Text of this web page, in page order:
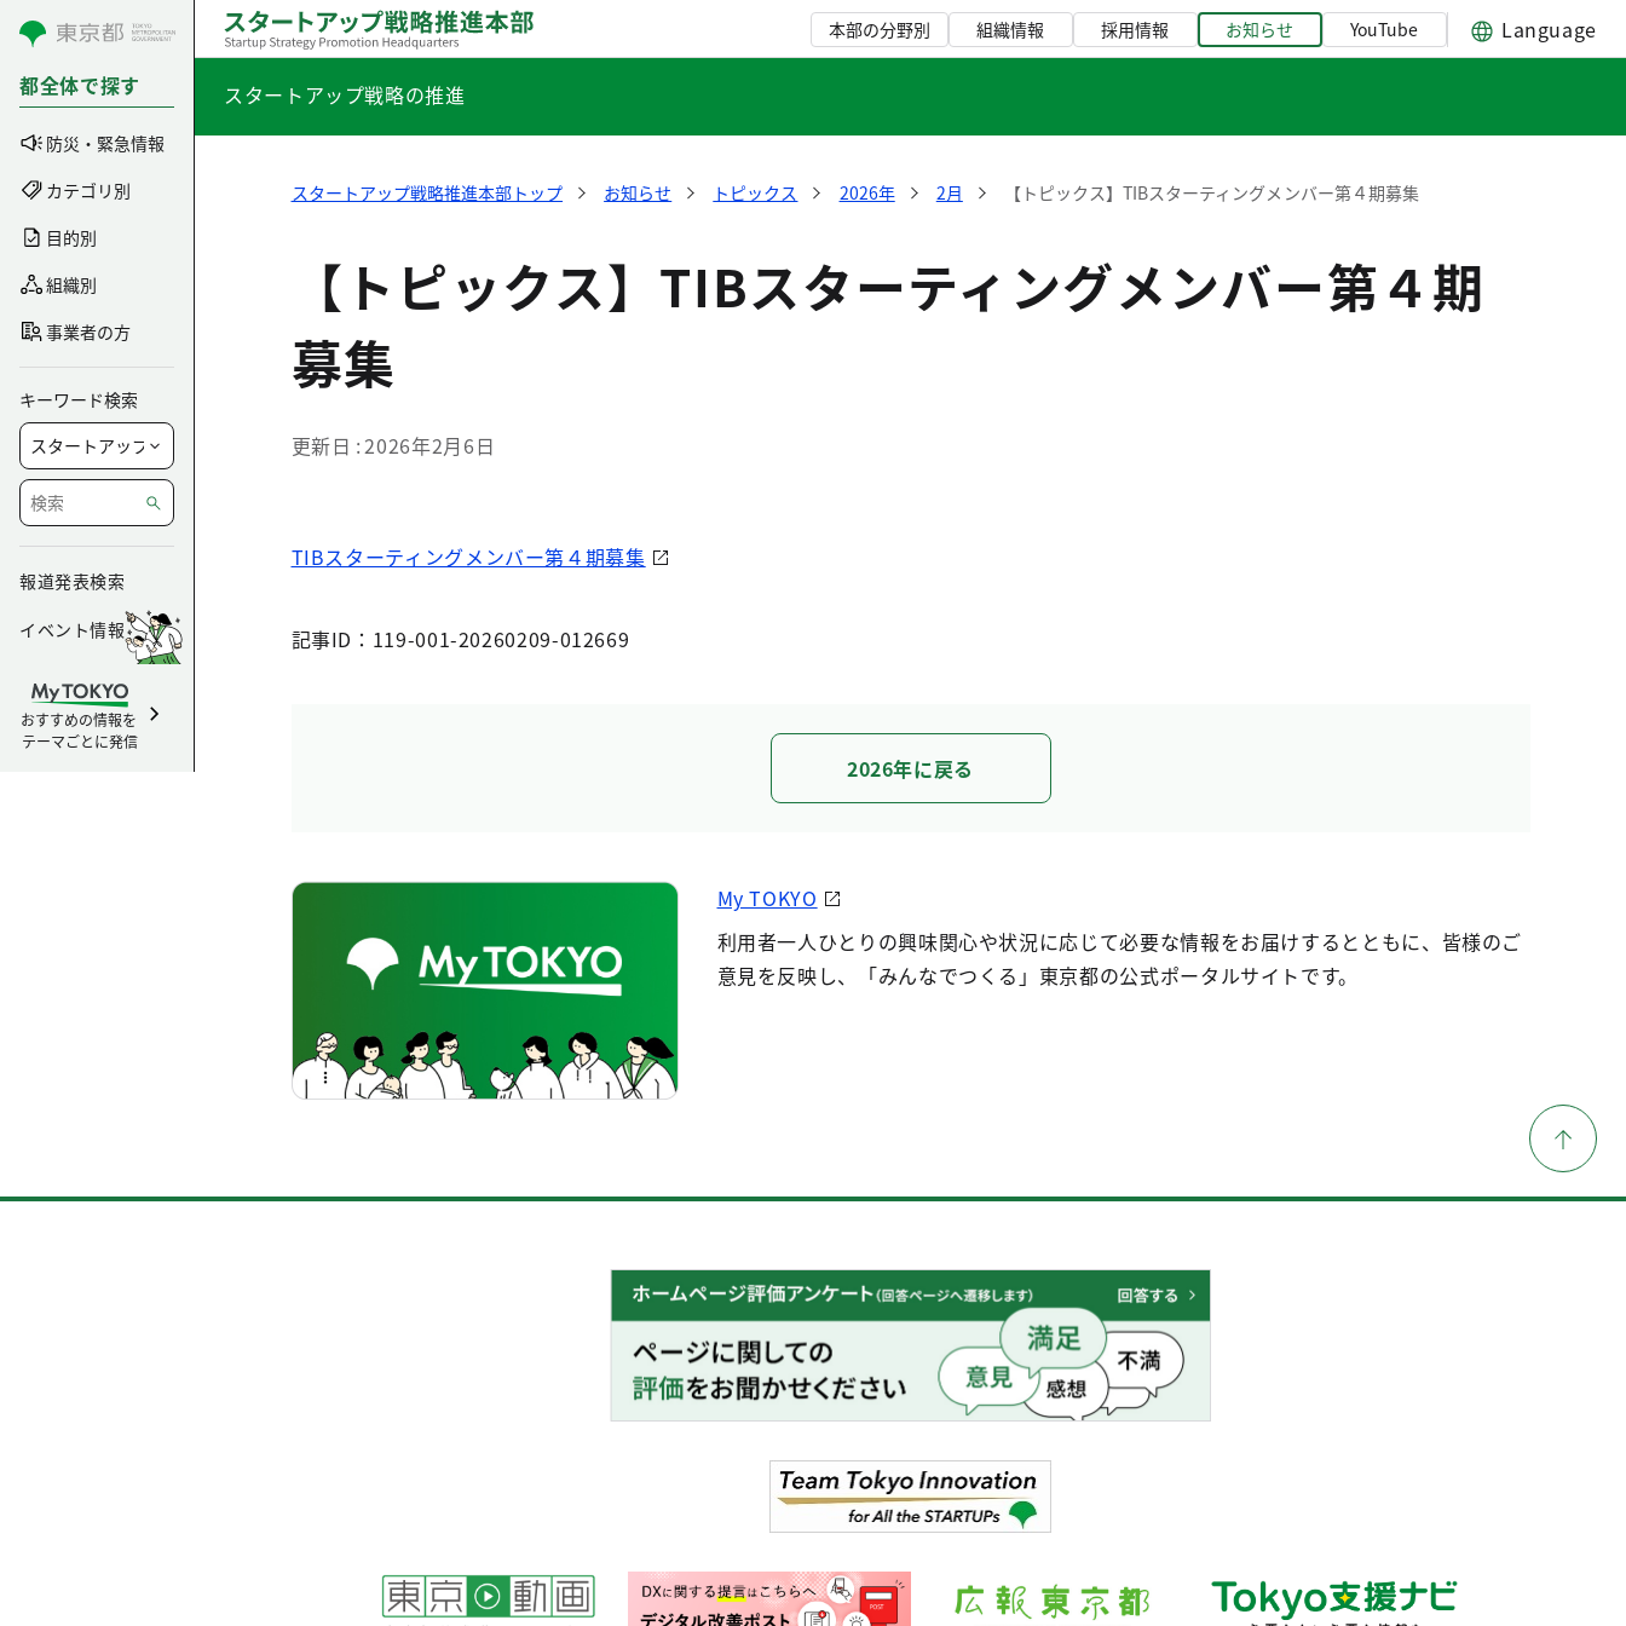
コンテンツにスキップ
都全体で探す
防災・緊急情報
カテゴリ別
目的別
組織別
事業者の方
キーワード検索
報道発表検索
イベント情報
おすすめの情報を
テーマごとに発信
本部の分野別 組織情報 採用情報 お知らせ YouTube Language
スタートアップ戦略の推進
スタートアップ戦略推進本部トップ お知らせ トピックス 2026年 2月 【トピックス】TIBスターティングメンバー第４期募集
【トピックス】TIBスターティングメンバー第４期
募集
更新日 2026年2月6日
TIBスターティングメンバー第４期募集
記事ID：119-001-20260209-012669
2026年に戻る
My TOKYO
利用者一人ひとりの興味関心や状況に応じて必要な情報をお届けするとともに、皆様のご
意見を反映し、「みんなでつくる」東京都の公式ポータルサイトです。